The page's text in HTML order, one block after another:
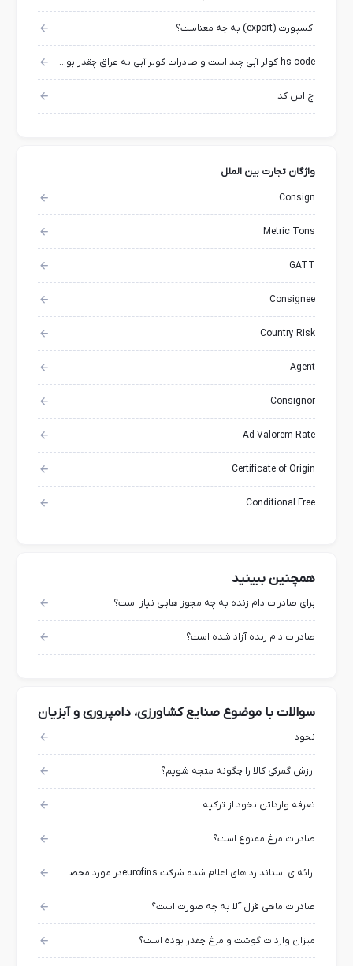
اکسپورت (export) به چه معناست؟
hs code کولر آبی چند است و صادرات کولر آبی به عراق چقدر بوده است؟
اچ اس کد
واژگان تجارت بین الملل
Consign
Metric Tons
GATT
Consignee
Country Risk
Agent
Consignor
Ad Valorem Rate
Certificate of Origin
Conditional Free
همچنین ببینید
برای صادرات دام زنده به چه مجوز هایی نیاز است؟
صادرات دام زنده آزاد شده است؟
سوالات با موضوع صنایع کشاورزی، دامپروری و آبزیان
نخود
ارزش گمرکی کالا را چگونه متجه شویم؟
تعرفه وارداتن نخود از ترکیه
صادرات مرغ ممنوع است؟
ارائه ی استاندارد های اعلام شده شرکت eurofinsدر مورد محصولات کشاورزی
صادرات ماهی قزل آلا به چه صورت است؟
میزان واردات گوشت و مرغ چقدر بوده است؟